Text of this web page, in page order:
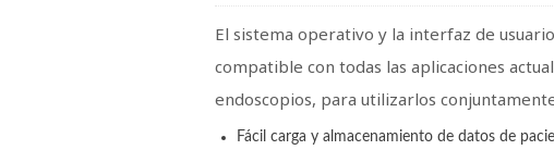
El sistema operativo y la interfaz de
compatible con todas las aplicaciones
endoscopios, para utilizarlos
Fácil carga y almacenamiento de datos de